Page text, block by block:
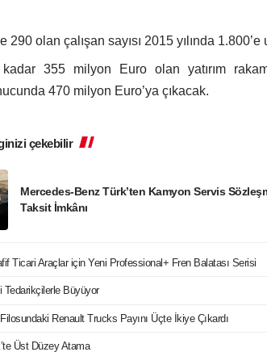
290 olan çalışan sayısı 2015 yılında 1.800’e
355 milyon Euro olan yatırım
470 milyon Euro’ya çıkacak.
çekebilir
Mercedes-Benz Türk’ten Kamyon Servis
Taksit İmkânı
Ticari Araçlar için Yeni Professional+ Fren Balatası Serisi
Tedarikçilerle Büyüyor
Renault Trucks Payını Üçte İkiye Çıkardı
Üst Düzey Atama